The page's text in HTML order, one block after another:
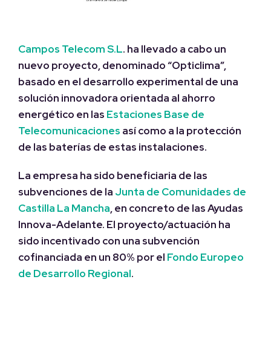
Campos Telecom S.L. ha llevado a cabo un
nuevo proyecto, denominado “Opticlima”,
basado en el desarrollo experimental de una
solución innovadora orientada al ahorro
energético en las Estaciones Base de
Telecomunicaciones así como a la protección
de las baterías de estas instalaciones.
La empresa ha sido beneficiaria de las
subvenciones de la Junta de Comunidades de
Castilla La Mancha, en concreto de las Ayudas
Innova-Adelante. El proyecto/actuación ha
sido incentivado con una subvención
cofinanciada en un 80% por el Fondo Europeo
de Desarrollo Regional.